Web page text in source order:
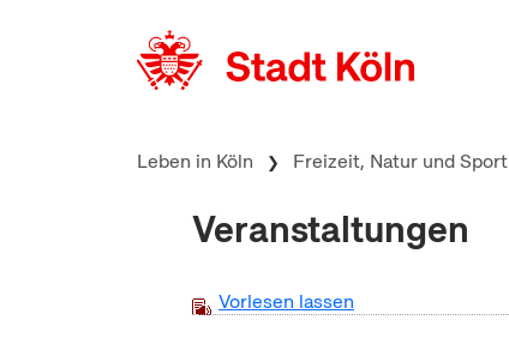
Leben in Köln Freizeit, Natur und Sport
Veranstaltungen
Vorlesen lassen